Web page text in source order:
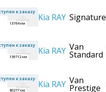
к заказу
13764 км
Kia RAY Signature
к заказу
139712 км
Kia RAY Van
Standard
к заказу
80277 км
Kia RAY Van
Prestige